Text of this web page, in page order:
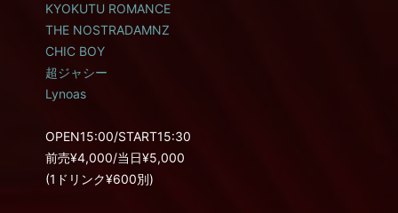
KYOKUTU ROMANCE
THE NOSTRADAMNZ
CHIC BOY
超ジャシー
Lynoas
OPEN15:00/START15:30
前売¥4,000/当日¥5,000
(1ドリンク¥600別)